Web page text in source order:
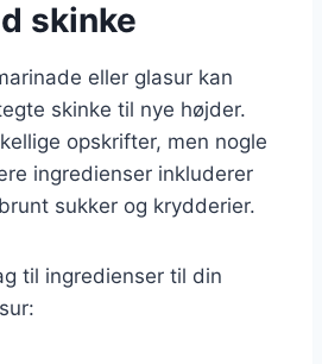
skinke
eller glasur kan
skinke til nye højder.
opskrifter, men nogle
ingredienser inkluderer
sukker og krydderier.
til ingredienser til din